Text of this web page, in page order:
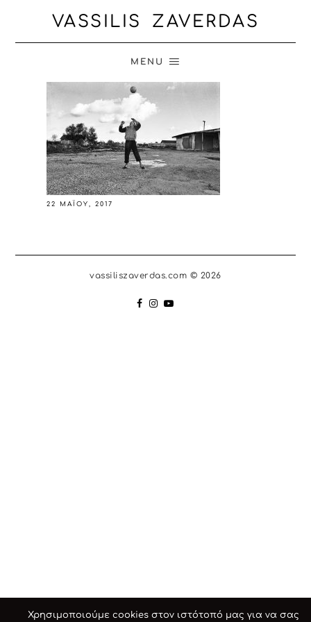
VASSILIS ZAVERDAS
MENU
22 ΜΑΪ́ΟΥ, 2017
vassiliszaverdas.com © 2026
Χρησιμοποιούμε cookies στον ιστότοπό μας για να σας